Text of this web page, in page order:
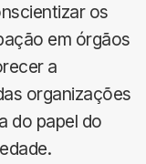
os
em órgãos
a
organizações
do papel do